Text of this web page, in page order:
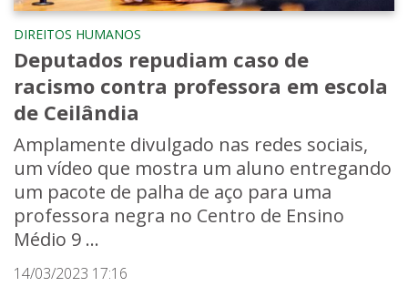
DIREITOS HUMANOS
Deputados repudiam caso de
racismo contra professora em escola
de Ceilândia
Amplamente divulgado nas redes sociais,
um vídeo que mostra um aluno entregando
um pacote de palha de aço para uma
professora negra no Centro de Ensino
Médio 9 ...
14/03/2023 17:16